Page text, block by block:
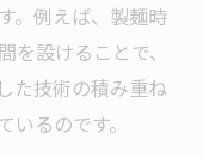
。例えば、製麺時
設けることで、
た技術の積み重ね
るのです。